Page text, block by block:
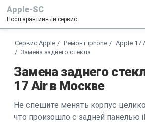
Apple-SC
Постгарантийный сервис
Сервис Apple Ремонт iphone
Apple 17
Замена заднего стекла
Замена заднего
17 Air в Москве
Не спешите менять корпус
что произошло с задней панелью